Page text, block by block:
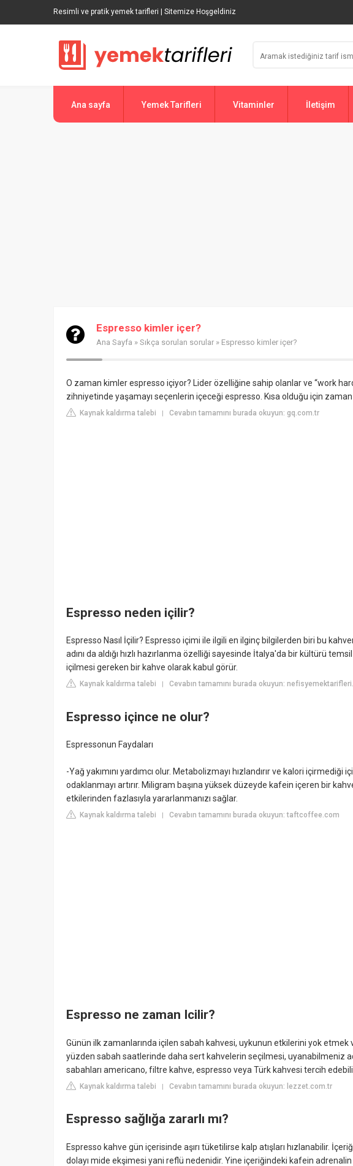
Resimli ve pratik yemek tarifleri | Sitemize Hoşgeldiniz
Ana sayfa Yemek Tarifleri Vitaminler İletişim
Espresso kimler içer?
Ana Sayfa » Sıkça sorulan sorular » Espresso kimler içer?
O zaman kimler espresso içiyor? Lider özelliğine sahip olanlar ve “work
zihniyetinde yaşamayı seçenlerin içeceği espresso. Kısa olduğu için
Kaynak kaldırma talebi | Cevabın tamamını burada okuyun: gq.com.tr
Espresso neden içilir?
Espresso Nasıl İçilir? Espresso içimi ile ilgili en ilginç bilgilerden biri bu
adını da aldığı hızlı hazırlanma özelliği sayesinde İtalya'da bir kültürü
içilmesi gereken bir kahve olarak kabul görür.
Kaynak kaldırma talebi Cevabın tamamını burada okuyun:
Espresso içince ne olur?
Espressonun Faydaları
-Yağ yakımını yardımcı olur. Metabolizmayı hızlandırır ve kalori
odaklanmayı artırır. Miligram başına yüksek düzeyde kafein içeren bir
etkilerinden fazlasıyla yararlanmanızı sağlar.
Kaynak kaldırma talebi Cevabın tamamını burada okuyun: taftcoffee.com
Espresso ne zaman Icilir?
Günün ilk zamanlarında içilen sabah kahvesi, uykunun etkilerini yok etmek
yüzden sabah saatlerinde daha sert kahvelerin seçilmesi, uyanabilmeniz
sabahları americano, filtre kahve, espresso veya Türk kahvesi tercih
Kaynak kaldırma talebi | Cevabın tamamını burada okuyun: lezzet.com.tr
Espresso sağlığa zararlı mı?
Espresso kahve gün içerisinde aşırı tüketilirse kalp atışları hızlanabilir.
dolayı mide ekşimesi yani reflü nedenidir. Yine içeriğindeki kafein adrenalin